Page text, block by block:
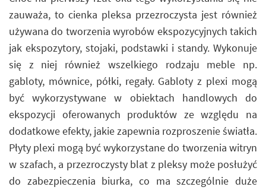
zauważa, to cienka pleksa przezroczysta jest również
używana do tworzenia wyrobów ekspozycyjnych takich
jak ekspozytory, stojaki, podstawki i standy. Wykonuje
się z niej również wszelkiego rodzaju meble np.
gabloty, mównice, półki, regały. Gabloty z plexi mogą
być wykorzystywane w obiektach handlowych do
ekspozycji oferowanych produktów ze względu na
dodatkowe efekty, jakie zapewnia rozproszenie światła.
Płyty plexi mogą być wykorzystane do tworzenia witryn
w szafach, a przezroczysty blat z pleksy może posłużyć
do zabezpieczenia biurka, co ma szczególnie duże